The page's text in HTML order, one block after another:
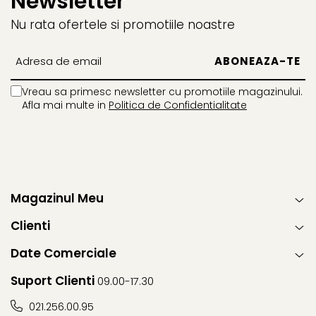
Nu rata ofertele si promotiile noastre
Vreau sa primesc newsletter cu promotiile magazinului.
Afla mai multe in Politica de Confidentialitate
Magazinul Meu
Clienti
Date Comerciale
Suport Clienti09.00-17.30
021.256.00.95